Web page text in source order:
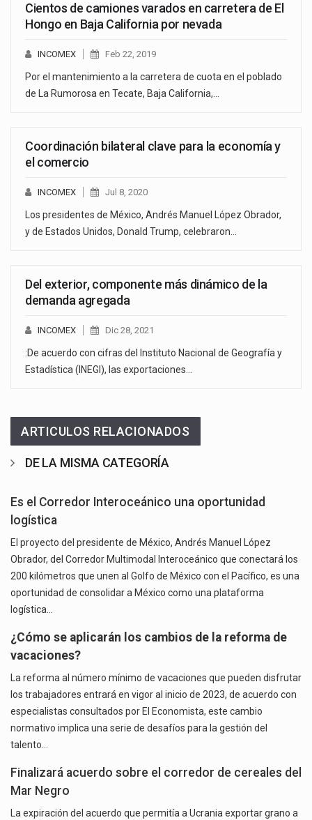
Cientos de camiones varados en carretera de El
Hongo en Baja California por nevada
INCOMEX Feb 22, 2019
Por el mantenimiento a la carretera de cuota en el poblado
de La Rumorosa en Tecate, Baja California,…
Coordinación bilateral clave para la economía y
el comercio
INCOMEX Jul 8, 2020
Los presidentes de México, Andrés Manuel López Obrador,
y de Estados Unidos, Donald Trump, celebraron…
Del exterior, componente más dinámico de la
demanda agregada
INCOMEX Dic 28, 2021
:De acuerdo con cifras del Instituto Nacional de Geografía y
Estadística (INEGI), las exportaciones…
ARTICULOS RELACIONADOS
DE LA MISMA CATEGORÍA
Es el Corredor Interoceánico una oportunidad
logística
El proyecto del presidente de México, Andrés Manuel López
Obrador, del Corredor Multimodal Interoceánico que conectará los
200 kilómetros que unen al Golfo de México con el Pacífico, es una
oportunidad de consolidar a México como una plataforma
logística…
¿Cómo se aplicarán los cambios de la reforma de
vacaciones?
La reforma al número mínimo de vacaciones que pueden disfrutar
los trabajadores entrará en vigor al inicio de 2023, de acuerdo con
especialistas consultados por El Economista, este cambio
normativo implica una serie de desafíos para la gestión del
talento…
Finalizará acuerdo sobre el corredor de cereales del
Mar Negro
La expiración del acuerdo que permitía a Ucrania exportar grano a